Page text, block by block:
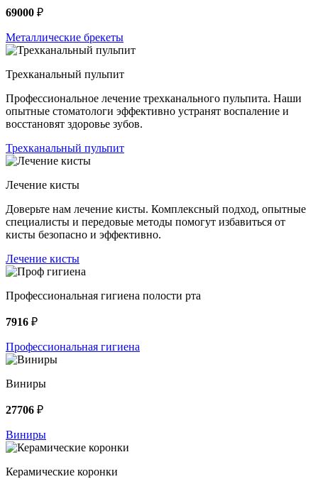
69000 ₽
Металлические брекеты
Трехканальный пульпит
Профессиональное лечение трехканального пульпита. Наши
опытные стоматологи эффективно устранят воспаление и
восстановят здоровье зубов.
Трехканальный пульпит
Лечение кисты
Доверьте нам лечение кисты. Комплексный подход, опытные
специалисты и передовые методы помогут избавиться от
кисты безопасно и эффективно.
Лечение кисты
Профессиональная гигиена полости рта
7916 ₽
Профессиональная гигиена
Виниры
27706 ₽
Виниры
Керамические коронки